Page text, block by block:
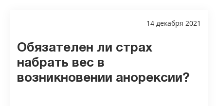
14 декабря 2021
Обязателен ли страх
набрать вес в
возникновении анорексии?